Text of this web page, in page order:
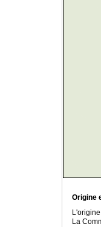
Origine
La